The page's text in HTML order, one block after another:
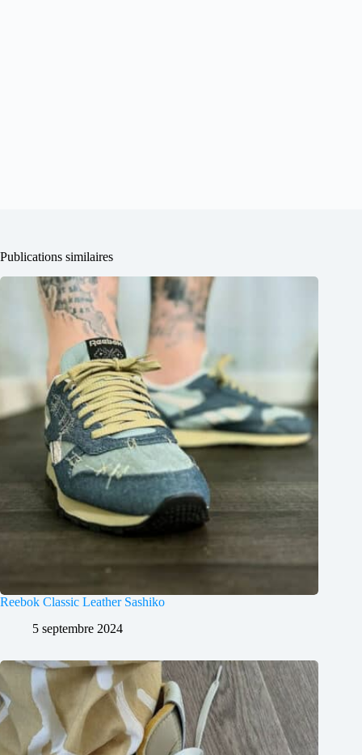
Publications similaires
Reebok Classic Leather Sashiko
5 septembre 2024